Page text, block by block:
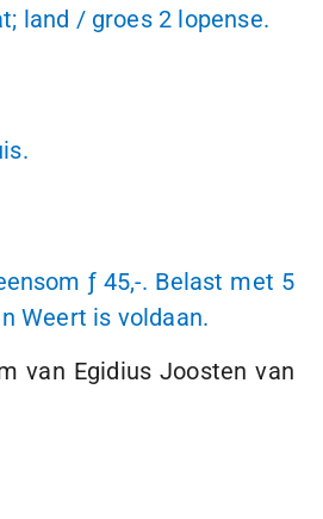
land / groes 2 lopense.
ƒ 45,-. Belast met 5
Weert is voldaan.
van Egidius Joosten van